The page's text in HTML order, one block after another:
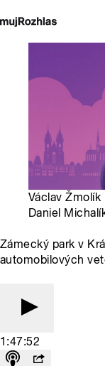
Václav Žmolík
Daniel
Zámecký park v
automobilových
1:47:52